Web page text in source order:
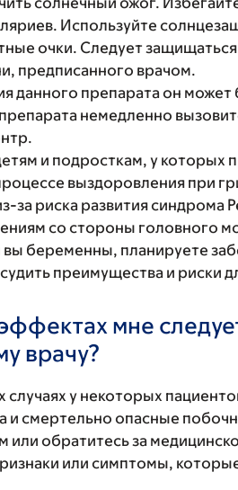
Используйте
очки. Следует
предписанного врачом.
данного препарата он
немедленно
и подросткам, у которых
выздоровления при
за риска развития синдрома
со стороны головного
беременны, планируете
преимущества и риски
мне
врачу?
случаях у некоторых
и смертельно опасные
или обратитесь за
или симптомы,